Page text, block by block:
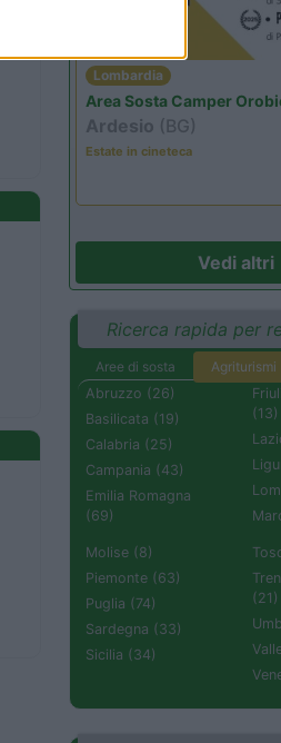
Lombardia
Area Sosta Camper
Ardesio (BG)
Estate in cineteca
Vedi altri
Ricerca rapida per
Aree di sosta Agriturismi
Abruzzo (26)
Basilicata (19)
Calabria (25)
Campania (43)
Emilia Romagna
(69)
(13)
Molise (8)
Piemonte (63)
Puglia (74)
Sardegna (33)
Sicilia (34)
(21)